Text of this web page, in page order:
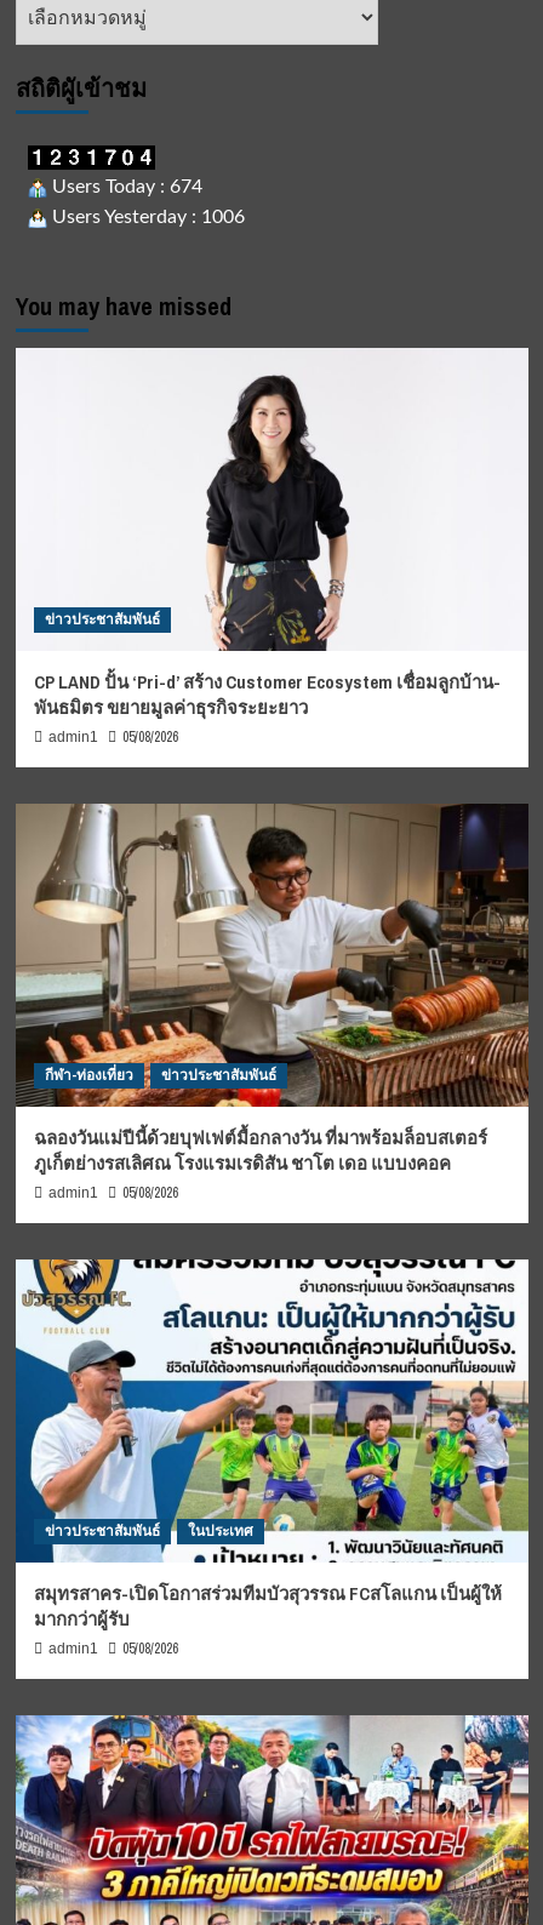
หัวข้อ
สถิติผูัเข้าชม
Users Today : 674
Users Yesterday : 1006
You may have missed
ข่าวประชาสัมพันธ์
CP LAND ปั้น ‘Pri-d’ สร้าง Customer Ecosystem เชื่อมลูกบ้าน-
พันธมิตร ขยายมูลค่าธุรกิจระยะยาว
admin1 05/08/2026
กีฬา-ท่องเที่ยว ข่าวประชาสัมพันธ์
ฉลองวันแม่ปีนี้ด้วยบุฟเฟต์มื้อกลางวัน ที่มาพร้อมล็อบสเตอร์
ภูเก็ตย่างรสเลิศณ โรงแรมเรดิสัน ชาโต เดอ แบบงคอค
admin1 05/08/2026
ข่าวประชาสัมพันธ์ ในประเทศ
สมุทรสาคร-เปิดโอกาสร่วมทีมบัวสุวรรณ FCสโลแกน เป็นผู้ให้
มากกว่าผู้รับ
admin1 05/08/2026